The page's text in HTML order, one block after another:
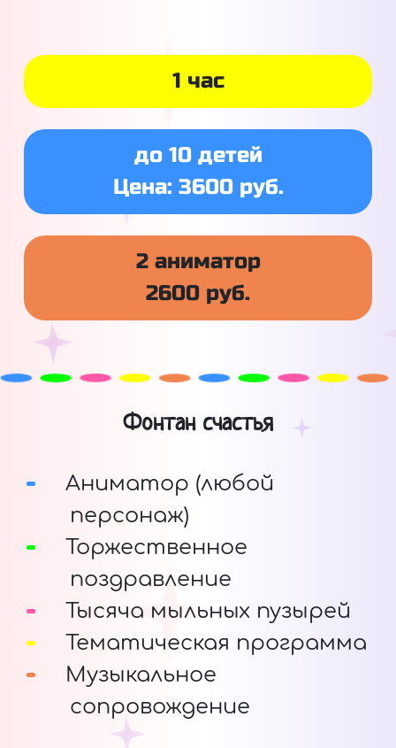
1 час
до 10 детей
Цена: 3600 руб.
2 аниматор
2600 руб.
Фонтан счастья
Аниматор (любой
персонаж)
Торжественное
поздравление
Тысяча мыльных пузырей
Тематическая программа
Музыкальное
сопровождение